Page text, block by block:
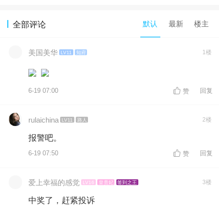
全部评论 默认 最新 楼主
美国美华 LV11 知府 1楼
6-19 07:00 赞 回复
rulaichina LV11 路人 2楼
报警吧。
6-19 07:50 赞 回复
爱上幸福的感觉 LV16 皇贵妃 签到之王 3楼
中奖了，赶紧投诉